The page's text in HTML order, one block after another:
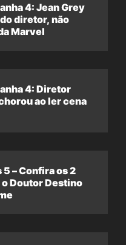
4: Jean Grey
diretor, não
Marvel
4: Diretor
ao ler cena
– Confira os 2
Doutor Destino